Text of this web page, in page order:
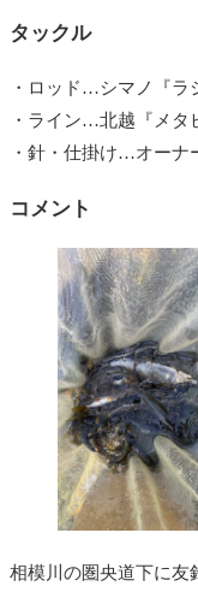
タックル
・ロッド…シマノ『ラ
・ライン…北越『メタ
・針・仕掛け…オーナ
コメント
相模川の圏央道下に友